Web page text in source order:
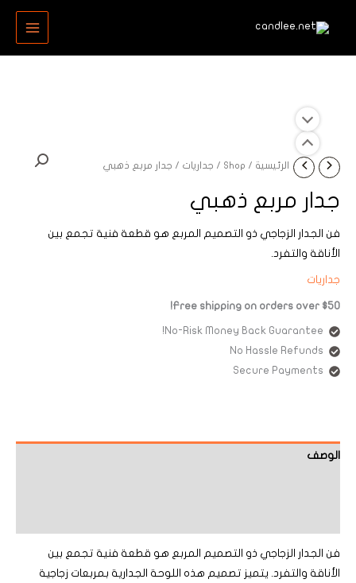
MAIN
MENU
الرئيسية /
Shop
/ جداريات / جدار مربع ذهبي
جدار مربع ذهبي
فن الجدار الزجاجي ذو التصميم المربع هو قطعة فنية تجمع بين
الأناقة والتفرد.
جداريات
Free shipping on orders over $50!
No-Risk Money Back Guarantee!
No Hassle Refunds
Secure Payments
الوصف
فن الجدار الزجاجي ذو التصميم المربع هو قطعة فنية تجمع بين
الأناقة والتفرد. يتميز تصميم هذه اللوحة الجدارية بمربعات زجاجية